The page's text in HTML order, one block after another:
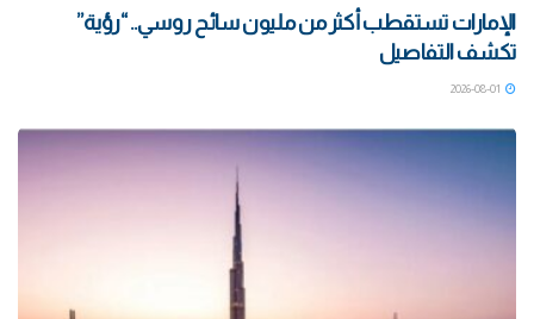
الإمارات تستقطب أكثر من مليون سائح روسي.. “رؤية”
تكشف التفاصيل